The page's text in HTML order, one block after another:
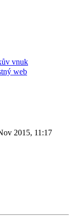
vnuk
web
2015, 11:17